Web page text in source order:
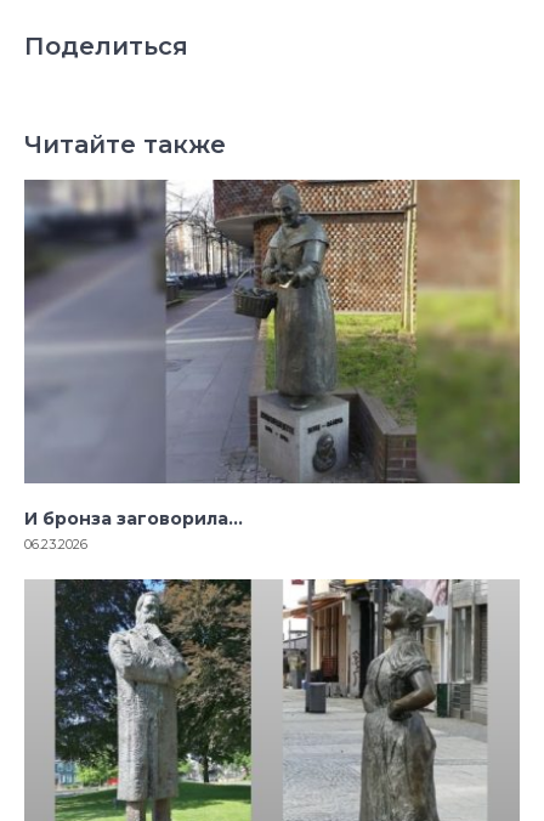
Поделиться
Читайте также
И бронза заговорила…
06.23.2026